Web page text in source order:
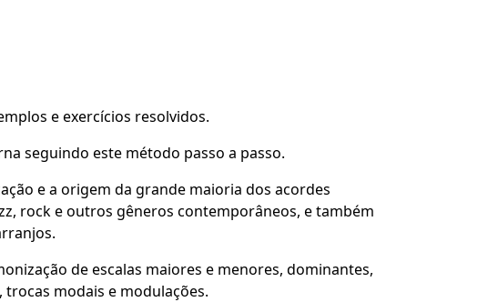
e exercícios resolvidos.
seguindo este método passo a passo.
e a origem da grande maioria dos acordes
rock e outros gêneros contemporâneos, e também
de escalas maiores e menores, dominantes,
modais e modulações.